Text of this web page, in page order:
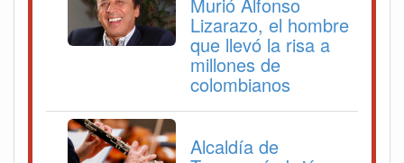
Lizarazo, el hombre
que llevó la risa a
millones de
colombianos
Alcaldía de